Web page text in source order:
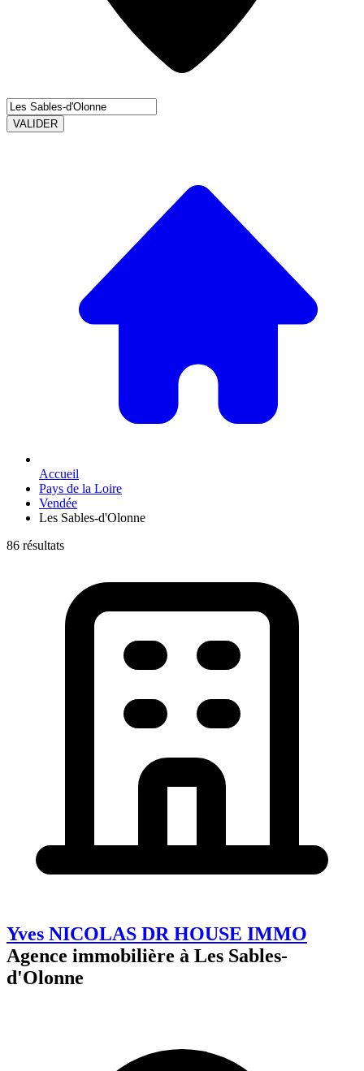
VALIDER
Accueil
Pays de la Loire
Vendée
Les Sables-d'Olonne
86 résultats
Yves NICOLAS DR HOUSE IMMO
Agence immobilière à Les Sables-
d'Olonne